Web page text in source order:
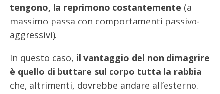
tengono, la reprimono costantemente (al
massimo passa con comportamenti passivo-
aggressivi).
In questo caso, il vantaggio del non dimagrire
è quello di buttare sul corpo tutta la rabbia
che, altrimenti, dovrebbe andare all’esterno.